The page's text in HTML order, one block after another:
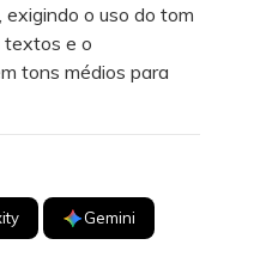
o uso do tom
textos e o
tons médios para
Gemini